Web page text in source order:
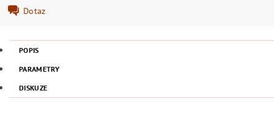
Dotaz
POPIS
PARAMETRY
DISKUZE